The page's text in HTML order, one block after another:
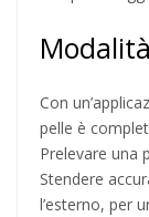
Con
pelle è
Prelevare una
Stendere
l’esterno, per